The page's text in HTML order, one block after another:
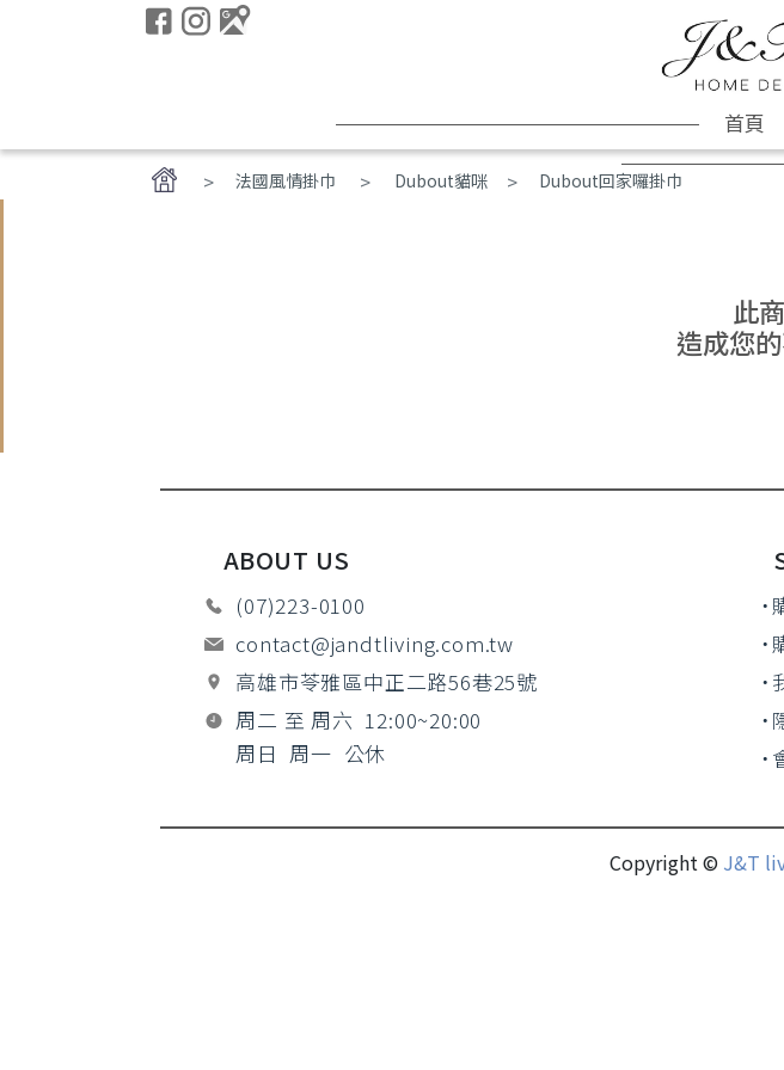
首頁
法國風情掛巾 > Dubout貓咪 Dubout回家囉掛巾
此
造成您
ABOUT US
(07)223-0100
contact@jandtliving.com.tw
高雄市苓雅區中正二路56巷25號
周二 至 周六 12:00~20:00
周日 周一 公休
˙
˙
˙
˙
˙
Copyright © J&T